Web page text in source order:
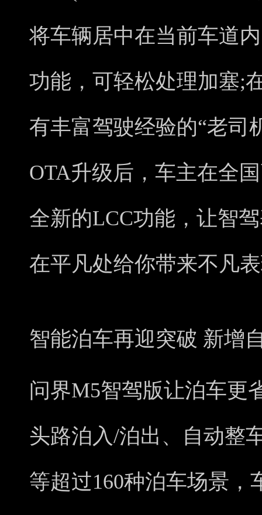
将车辆居中在当前车道
功能，可轻松处理加塞;
有丰富驾驶经验的“老司
OTA升级后，车主在全
全新的LCC功能，让智
在平凡处给你带来不凡
智能泊车再迎突破 新增
问界M5智驾版让泊车更
头路泊入/泊出、自动整
等超过160种泊车场景，